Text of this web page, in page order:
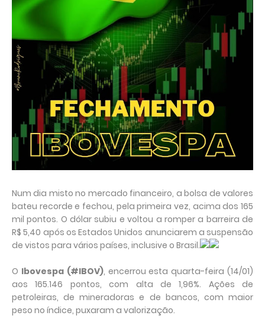
Num dia misto no mercado financeiro, a bolsa de valores
bateu recorde e fechou, pela primeira vez, acima dos 165
mil pontos. O dólar subiu e voltou a romper a barreira de
R$ 5,40 após os Estados Unidos anunciarem a suspensão
de vistos para vários países, inclusive o Brasil.
O Ibovespa (#IBOV), encerrou esta quarta-feira (14/01)
aos 165.146 pontos, com alta de 1,96%. Ações de
petroleiras, de mineradoras e de bancos, com maior
peso no índice, puxaram a valorização.